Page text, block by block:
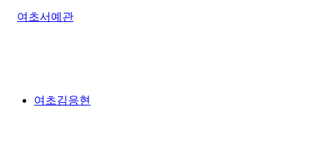
여초김응현